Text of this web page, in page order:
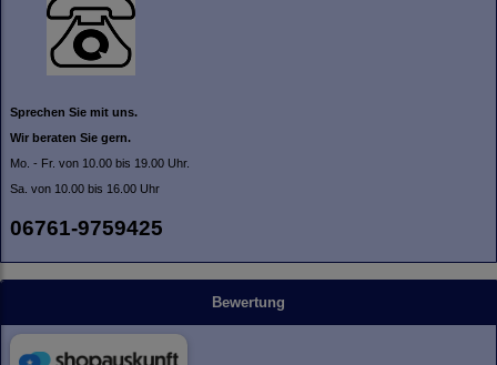
Sprechen Sie mit uns.
Wir beraten Sie gern.
Mo. - Fr. von 10.00 bis 19.00 Uhr.
Sa. von 10.00 bis 16.00 Uhr
06761-9759425
Bewertung